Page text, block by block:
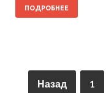
ПОДРОБНЕЕ
Назад 1